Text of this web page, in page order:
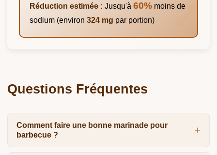
Réduction estimée : Jusqu'à 60% moins de
sodium (environ 324 mg par portion)
Questions Fréquentes
Comment faire une bonne marinade pour
barbecue ?